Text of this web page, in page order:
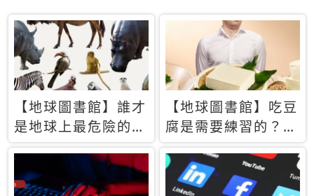
與夜晚截然不同的宮
殿魅力
【地球圖書館】誰才
是地球上最危險的動
物？人類喜好決定哪
些動物「揹黑鍋」
【地球圖書館】吃豆
腐是需要練習的？當
西方人試圖用「煉
乳」配上那塊無味的
白色豆腐